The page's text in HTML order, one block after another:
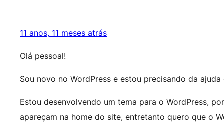
11 anos, 11 meses atrás
Olá pessoal!
Sou novo no WordPress e estou precisando da
Estou desenvolvendo um tema para o WordPress,
apareçam na home do site, entretanto quero que o